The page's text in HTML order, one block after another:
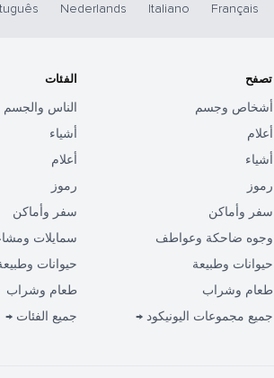
Français
Italiano
Nederlands
تصفح
أشخاص وجسم
أعلام
أشياء
رموز
سفر وأماكن
وجوه ضاحكة وعواطف
حيوانات وطبيعة
طعام وشراب
جميع مجموعات اليونيكود →
الفئات
الناس والجسم
أشياء
أعلام
رموز
سفر وأماكن
سمايلات
حيوانات
طعام وشراب
جميع الفئات →